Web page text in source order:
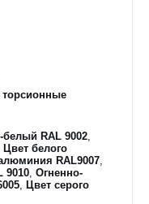
торсионные
белый RAL 9002,
Цвет белого
RAL9007,
9010, Огненно-
, Цвет серого